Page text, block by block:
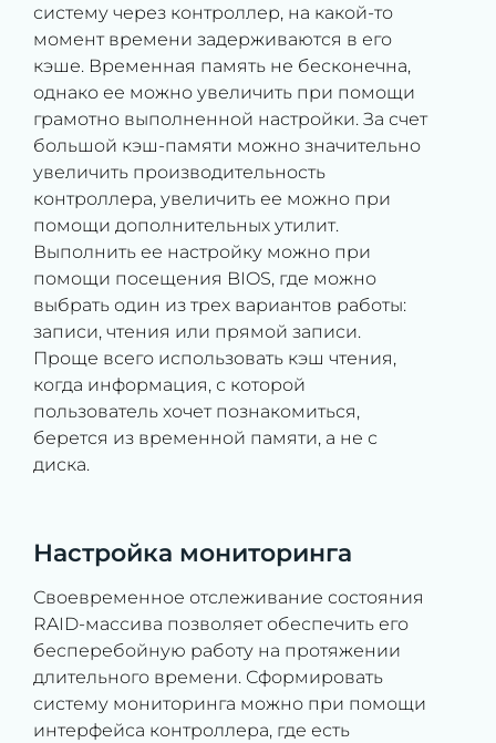
систему через контроллер, на какой-то
момент времени задерживаются в его
кэше. Временная память не бесконечна,
однако ее можно увеличить при помощи
грамотно выполненной настройки. За счет
большой кэш-памяти можно значительно
увеличить производительность
контроллера, увеличить ее можно при
помощи дополнительных утилит.
Выполнить ее настройку можно при
помощи посещения BIOS, где можно
выбрать один из трех вариантов работы:
записи, чтения или прямой записи.
Проще всего использовать кэш чтения,
когда информация, с которой
пользователь хочет познакомиться,
берется из временной памяти, а не с
диска.
Настройка мониторинга
Своевременное отслеживание состояния
RAID-массива позволяет обеспечить его
бесперебойную работу на протяжении
длительного времени. Сформировать
систему мониторинга можно при помощи
интерфейса контроллера, где есть